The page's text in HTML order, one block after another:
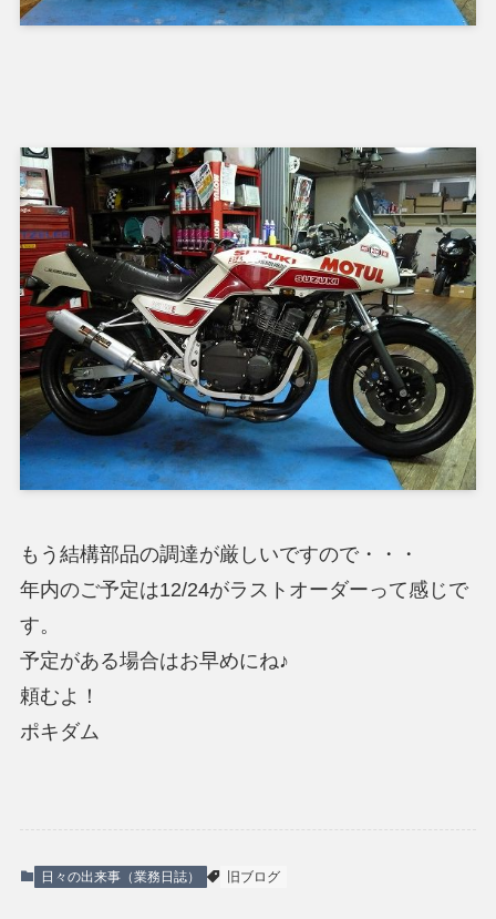
もう結構部品の調達が厳しいですので・・・
年内のご予定は12/24がラストオーダーって感じで
す。
予定がある場合はお早めにね♪
頼むよ！
ポキダム
日々の出来事（業務日誌） 旧ブログ